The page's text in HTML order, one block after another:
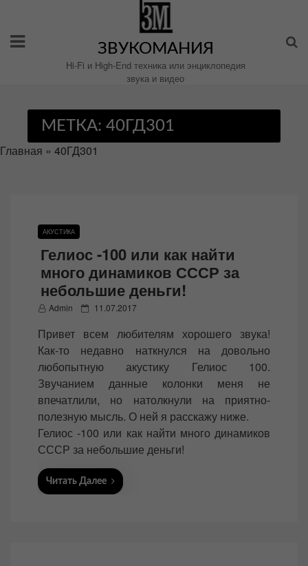
содержимому
ЗВУКОМАНИЯ
Hi-Fi и High-End техника или энциклопедия
звука и видео
МЕТКА: 40ГД301
Главная » 40ГД301
АКУСТИКА
Гелиос -100 или как найти
много динамиков СССР за
небольшие деньги!
Admin
P
s
t
e
d
o
n
11.07.2017
Привет всем любителям хорошего звука!
Как-то недавно наткнулся на довольно
любопытную акустику Гелиос 100.
Звучанием данные колонки меня не
впечатлили, но натолкнули на приятно-
полезную мысль. О ней я расскажу ниже.
Гелиос -100 или как найти много динамиков
СССР за небольшие деньги!
Читать Далее